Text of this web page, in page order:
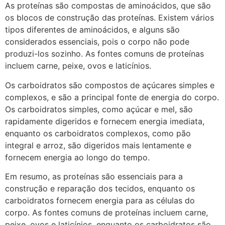
As proteínas são compostas de aminoácidos, que são
os blocos de construção das proteínas. Existem vários
tipos diferentes de aminoácidos, e alguns são
considerados essenciais, pois o corpo não pode
produzi-los sozinho. As fontes comuns de proteínas
incluem carne, peixe, ovos e laticínios.
Os carboidratos são compostos de açúcares simples e
complexos, e são a principal fonte de energia do corpo.
Os carboidratos simples, como açúcar e mel, são
rapidamente digeridos e fornecem energia imediata,
enquanto os carboidratos complexos, como pão
integral e arroz, são digeridos mais lentamente e
fornecem energia ao longo do tempo.
Em resumo, as proteínas são essenciais para a
construção e reparação dos tecidos, enquanto os
carboidratos fornecem energia para as células do
corpo. As fontes comuns de proteínas incluem carne,